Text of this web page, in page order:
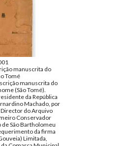
manuscrita do
Tomé
manuscrita do
(São Tomé).
da República
Machado, por
do Arquivo
Conservador
São Bartholomeu
da firma
Limitada,